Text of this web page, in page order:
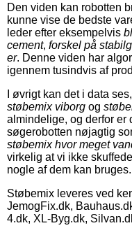
Den viden kan robotten
kunne vise de bedste
leder efter eksempelvis
cement, forskel på
er. Denne viden har
igennem tusindvis af
I øvrigt kan det i data
støbemix viborg og
almindelige, og derfor er
søgerobotten nøjagtig
støbemix hvor meget
virkelig at vi ikke
nogle af dem kan bruges.
Støbemix leveres ved
JemogFix.dk,
4.dk, XL-Byg.dk,